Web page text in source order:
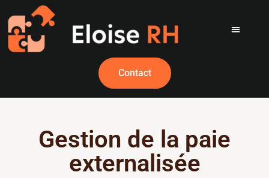
Contact
Gestion de la paie
externalisée